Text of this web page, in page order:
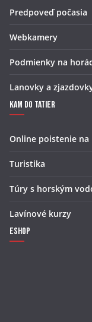
Predpoveď počasia
Webkamery
Podmienky na
Lanovky a
Kam do Tatier
Online poistenie na
Turistika
Túry s horským
Lavínové kurzy
Eshop